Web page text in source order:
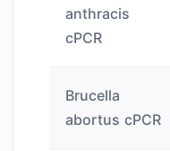
anthracis
cPCR
Brucella
abortus cPCR